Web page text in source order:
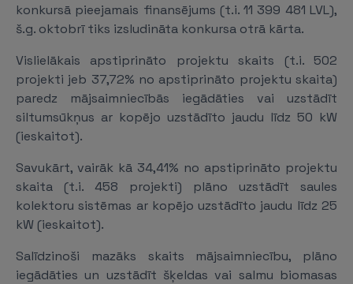
konkursā pieejamais finansējums (t.i. 11 399 481 LVL),
š.g. oktobrī tiks izsludināta konkursa otrā kārta.
Vislielākais apstiprināto projektu skaits (t.i. 502
projekti jeb 37,72% no apstiprināto projektu skaita)
paredz mājsaimniecībās iegādāties vai uzstādīt
siltumsūkņus ar kopējo uzstādīto jaudu līdz 50 kW
(ieskaitot).
Savukārt, vairāk kā 34,41% no apstiprināto projektu
skaita (t.i. 458 projekti) plāno uzstādīt saules
kolektoru sistēmas ar kopējo uzstādīto jaudu līdz 25
kW (ieskaitot).
Salīdzinoši mazāks skaits mājsaimniecību, plāno
iegādāties un uz­stā­dīt šķeldas vai salmu biomasas